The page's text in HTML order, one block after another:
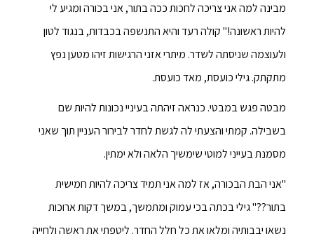
מבינה למה אני צריכה לחכות ככה בתור, אני בכורה ומגיע לי
להיות ראשונה!" קולה רעד והיא התנשפה בכבדות, בנגוד לטון
ולעוצמה שניסתה לשדר. מיתרי אזני הרגישות זיהו מטען נפץ
מתקתק. גילי כועסת, מאד כועסת.
מבטה פגש במבטי. כנראה זיהתה בעיניי נכונות להיות שם
בשבילה. קמתי והצעתי לה לגשת לחדר לבירור העניין תוך שאני
מסמנת בעייני למוטי שימשיך הלאה ולא ימתין.
"אני הבת הבכורה, אז למה אני תמיד צריכה להיות חמישית
בתור??" גילי בכתה בכי עמוק ומתמשך, במשך דקות ארוכות
נשאו יבבותיה ומלאו את כל חלל החדר. ליטפתי את ראשה ולחייה